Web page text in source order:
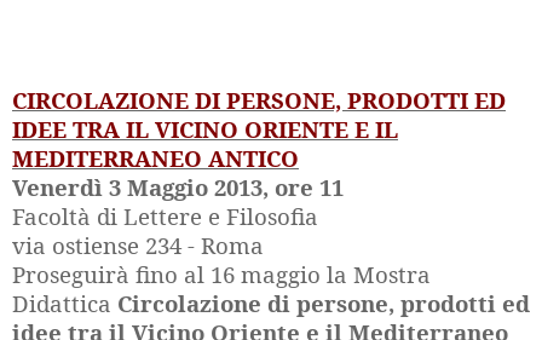
CIRCOLAZIONE DI PERSONE, PRODOTTI ED
IDEE TRA IL VICINO ORIENTE E IL
MEDITERRANEO ANTICO
Venerdì 3 Maggio 2013, ore 11
Facoltà di Lettere e Filosofia
via ostiense 234 - Roma
Proseguirà fino al 16 maggio la Mostra
Didattica Circolazione di persone, prodotti ed
idee tra il Vicino Oriente e il Mediterraneo